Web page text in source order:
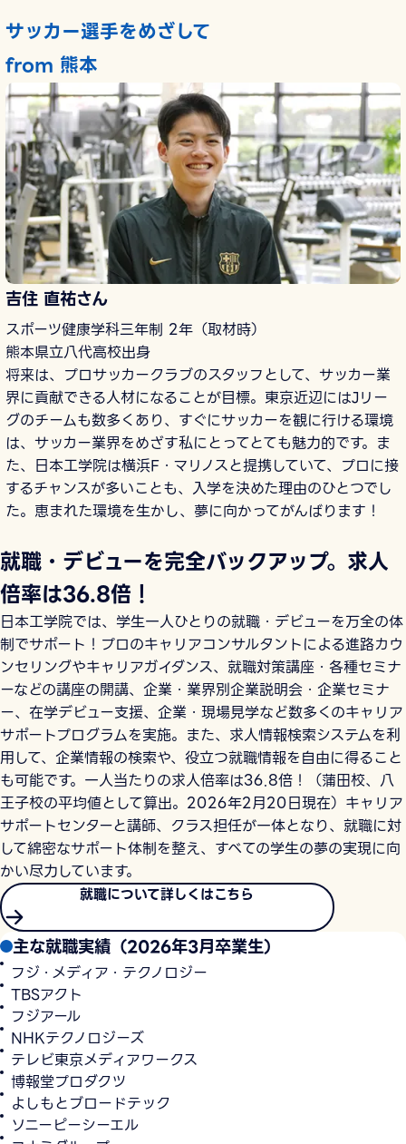
サッカー選手をめざして
from 熊本
吉住 直祐さん
スポーツ健康学科三年制 2年（取材時）
熊本県立八代高校出身
将来は、プロサッカークラブのスタッフとして、サッカー業
界に貢献できる人材になることが目標。東京近辺にはJリー
グのチームも数多くあり、すぐにサッカーを観に行ける環境
は、サッカー業界をめざす私にとってとても魅力的です。ま
た、日本工学院は横浜F・マリノスと提携していて、プロに接
するチャンスが多いことも、入学を決めた理由のひとつでし
た。恵まれた環境を生かし、夢に向かってがんばります！
就職・デビューを完全バックアップ。求人
倍率は36.8倍！
日本工学院では、学生一人ひとりの就職・デビューを万全の体
制でサポート！プロのキャリアコンサルタントによる進路カウ
ンセリングやキャリアガイダンス、就職対策講座・各種セミナ
ーなどの講座の開講、企業・業界別企業説明会・企業セミナ
ー、在学デビュー支援、企業・現場見学など数多くのキャリア
サポートプログラムを実施。また、求人情報検索システムを利
用して、企業情報の検索や、役立つ就職情報を自由に得ること
も可能です。一人当たりの求人倍率は36.8倍！（蒲田校、八
王子校の平均値として算出。2026年2月20日現在）キャリア
サポートセンターと講師、クラス担任が一体となり、就職に対
して綿密なサポート体制を整え、すべての学生の夢の実現に向
かい尽力しています。
就職について詳しくはこちら
主な就職実績（2026年3月卒業生）
フジ・メディア・テクノロジー
TBSアクト
フジアール
NHKテクノロジーズ
テレビ東京メディアワークス
博報堂プロダクツ
よしもとブロードテック
ソニーピーシーエル